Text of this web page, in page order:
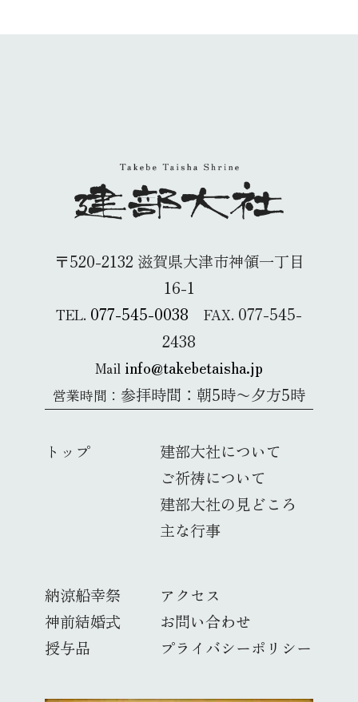
〒520-2132 滋賀県大津市神領一丁目
16-1
TEL. 077-545-0038 FAX. 077-545-
2438
Mail info@takebetaisha.jp
営業時間： 参拝時間：朝5時〜夕方5時
トップ
建部大社について
ご祈祷について
建部大社の見どころ
主な行事
納涼船幸祭
神前結婚式
授与品
アクセス
お問い合わせ
プライバシーポリシー